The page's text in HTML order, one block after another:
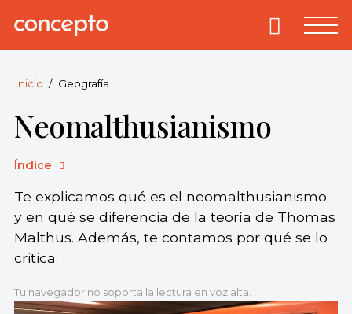
Concepto.
derechos
reservados.
Primary
Inicio Geografía
Neomalthusianismo
Índice
Te explicamos qué es el neomalthusianismo
y en qué se diferencia de la teoría de Thomas
Malthus. Además, te contamos por qué se lo
critica.
Tu navegador no soporta la lectura en voz alta.